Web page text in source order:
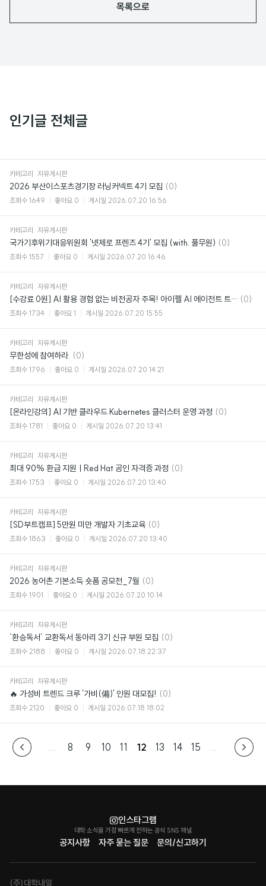
목록으로
인기글 전체글
카테고리 자유게시판
2026 부산이스포츠경기장 러닝커넥트 4기 모집 댓
글
(0)
조회수 1649 좋아요 0 게시일 2026.07.20 16:56
카테고리 자유게시판
국가기후위기대응위원회 '넷제로 프렌즈 4기' 모집 (with. 풀무원) 댓
(0)
조회수 1557 좋아요 0 게시일 2026.07.20 16:46
카테고리 자유게시판
[수강료 0원] AI 활용 경험 없는 비전공자 주목! 아이펠 AI 에이전트 트랙 2기! 댓
(0)
조회수 1734 좋아요 1 게시일 2026.07.20 15:55
카테고리 자유게시판
무한성에 참여하라. 댓
글
(0)
조회수 1796 좋아요 0 게시일 2026.07.20 14:21
카테고리 자유게시판
[온라인강의] AI 기반 클라우드 Kubernetes 클러스터 운영 과정 댓
(0)
조회수 1781 좋아요 0 게시일 2026.07.20 13:41
카테고리 자유게시판
최대 90% 환급 지원ㅣRed Hat 공인 자격증 과정 댓
(0)
조회수 1753 좋아요 0 게시일 2026.07.20 13:40
카테고리 자유게시판
[SD부트캠프] 5만원 미만 개발자 기초교육 댓
글
(0)
조회수 1863 좋아요 0 게시일 2026.07.20 13:40
카테고리 자유게시판
2026 농어촌 기본소득 숏폼 공모전_7월 댓
글
(0)
조회수 1901 좋아요 0 게시일 2026.07.20 10:14
카테고리 자유게시판
‘환승독서’ 교환독서 동아리 3기 신규 부원 모집 댓
글
(0)
조회수 2188 좋아요 0 게시일 2026.07.18 22:37
카테고리 자유게시판
🔥 가성비 트렌드 크루 '가비(備)' 인원 대모집! 댓
글
(0)
조회수 2120 좋아요 0 게시일 2026.07.18 18:02
8 9 10 11 12 13 14 15
공지사항 자주 묻는 질문 문의/신고하기
인스타그램
대학 소식을 가장 빠르게 전하는 공식 SNS 채널
(주)대학내일